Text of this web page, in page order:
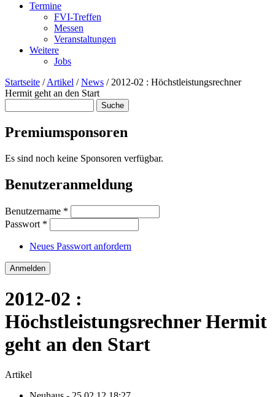
Termine
FVI-Treffen
Messen
Veranstaltungen
Weitere
Jobs
Startseite /Artikel /News / 2012-02 : Höchstleistungsrechner
Hermit geht an den Start
Premiumsponsoren
Es sind noch keine Sponsoren verfügbar.
Benutzeranmeldung
Benutzername *
Passwort *
Neues Passwort anfordern
2012-02 :
Höchstleistungsrechner Hermit
geht an den Start
Artikel